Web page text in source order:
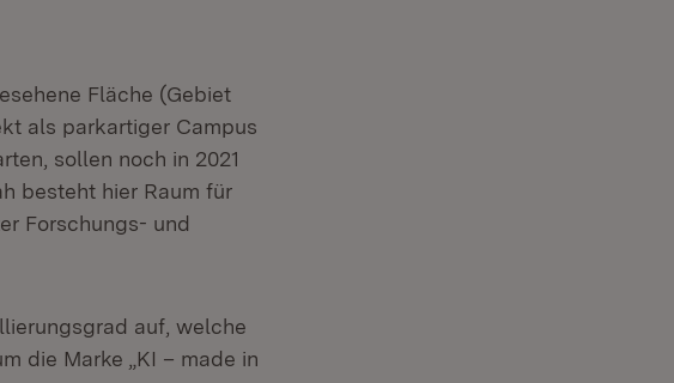
Fläche (Gebiet
als parkartiger Campus
sollen noch in 2021
besteht hier Raum für
Forschungs- und
auf, welche
die Marke „KI – made in